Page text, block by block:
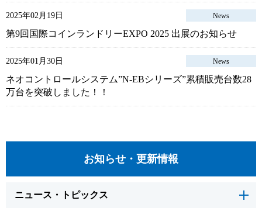
2025年02月19日 News
第9回国際コインランドリーEXPO 2025 出展のお知らせ
2025年01月30日 News
ネオコントロールシステム”N-EBシリーズ”累積販売台数28
万台を突破しました！！
お知らせ・更新情報
ニュース・トピックス